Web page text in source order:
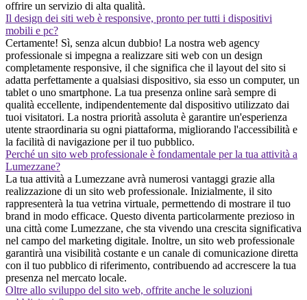
offrire un servizio di alta qualità.
Il design dei siti web è responsive, pronto per tutti i dispositivi
mobili e pc?
Certamente! Sì, senza alcun dubbio! La nostra web agency
professionale si impegna a realizzare siti web con un design
completamente responsive, il che significa che il layout del sito si
adatta perfettamente a qualsiasi dispositivo, sia esso un computer, un
tablet o uno smartphone. La tua presenza online sarà sempre di
qualità eccellente, indipendentemente dal dispositivo utilizzato dai
tuoi visitatori. La nostra priorità assoluta è garantire un'esperienza
utente straordinaria su ogni piattaforma, migliorando l'accessibilità e
la facilità di navigazione per il tuo pubblico.
Perché un sito web professionale è fondamentale per la tua attività a
Lumezzane?
La tua attività a Lumezzane avrà numerosi vantaggi grazie alla
realizzazione di un sito web professionale. Inizialmente, il sito
rappresenterà la tua vetrina virtuale, permettendo di mostrare il tuo
brand in modo efficace. Questo diventa particolarmente prezioso in
una città come Lumezzane, che sta vivendo una crescita significativa
nel campo del marketing digitale. Inoltre, un sito web professionale
garantirà una visibilità costante e un canale di comunicazione diretta
con il tuo pubblico di riferimento, contribuendo ad accrescere la tua
presenza nel mercato locale.
Oltre allo sviluppo del sito web, offrite anche le soluzioni